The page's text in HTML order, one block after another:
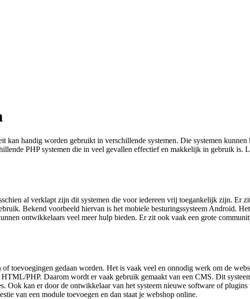
handig worden gebruikt in verschillende systemen. Die systemen
PHP systemen die in veel gevallen effectief en makkelijk in gebruik is.
al verklapt zijn dit systemen die voor iedereen vrij toegankelijk zijn. Er
Bekend voorbeeld hiervan is het mobiele besturingssysteem Android.
ontwikkelaars veel meer hulp bieden. Er zit ook vaak een grote
toevoegingen gedaan worden. Het is vaak veel en onnodig werk om de
PHP. Daarom wordt er vaak gebruik gemaakt van een CMS. Dit
Ook kan er door de ontwikkelaar van het systeem nieuwe software of
van een module toevoegen en dan staat je webshop online.